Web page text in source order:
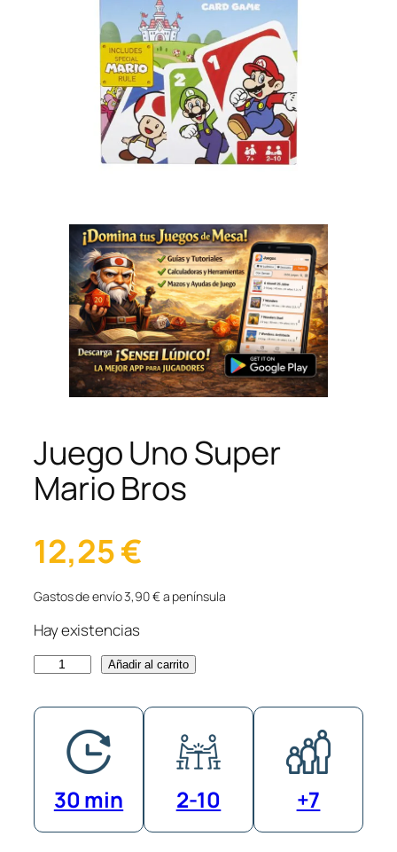
Juego Uno Super
Mario Bros
12,25€
Gastos de envío 3,90 € a península
Hay existencias
e
o
Añadir al carrito
30 min 2-10 +7